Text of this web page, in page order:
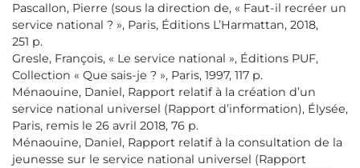
Pascallon, Pierre (sous la direction de, « Faut-il recréer un
service national ? », Paris, Éditions L’Harmattan, 2018,
251 p.
Gresle, François, « Le service national », Éditions PUF,
Collection « Que sais-je ? », Paris, 1997, 117 p.
Ménaouine, Daniel, Rapport relatif à la création d’un
service national universel (Rapport d’information), Élysée,
Paris, remis le 26 avril 2018, 76 p.
Ménaouine, Daniel, Rapport relatif à la consultation de la
jeunesse sur le service national universel (Rapport